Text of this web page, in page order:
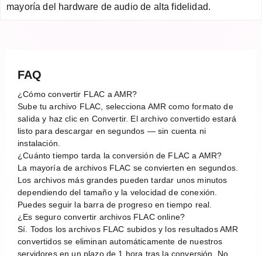
mayoría del hardware de audio de alta fidelidad.
FAQ
¿Cómo convertir FLAC a AMR?
Sube tu archivo FLAC, selecciona AMR como formato de
salida y haz clic en Convertir. El archivo convertido estará
listo para descargar en segundos — sin cuenta ni
instalación.
¿Cuánto tiempo tarda la conversión de FLAC a AMR?
La mayoría de archivos FLAC se convierten en segundos.
Los archivos más grandes pueden tardar unos minutos
dependiendo del tamaño y la velocidad de conexión.
Puedes seguir la barra de progreso en tiempo real.
¿Es seguro convertir archivos FLAC online?
Sí. Todos los archivos FLAC subidos y los resultados AMR
convertidos se eliminan automáticamente de nuestros
servidores en un plazo de 1 hora tras la conversión. No